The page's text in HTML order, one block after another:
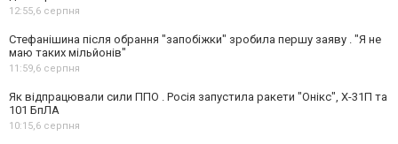
12:55,6 серпня
Стефанішина після обрання "запобіжки" зробила першу заяву . "Я не
маю таких мільйонів"
11:59,6 серпня
Як відпрацювали сили ППО . Росія запустила ракети "Онікс", Х-31П та
101 БпЛА
10:15,6 серпня